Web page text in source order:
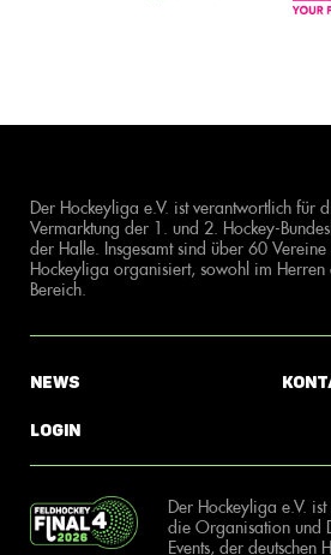
Der Hockeyliga e.V. ist verantwortlich für
Vermarktung der 1. und 2. Hockey-
der Halle. Insgesamt sind über 60
Hockeyliga organisiert, sowohl im Herren
Bereich.
News
Login
Der Hockeyliga e.V.
die Organisation und
Events, der deutschen